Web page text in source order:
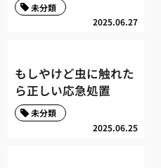
2025.06.27
未分類
もしやけど虫に触れた
ら正しい応急処置
2025.06.25
未分類